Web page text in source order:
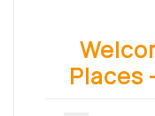
Places